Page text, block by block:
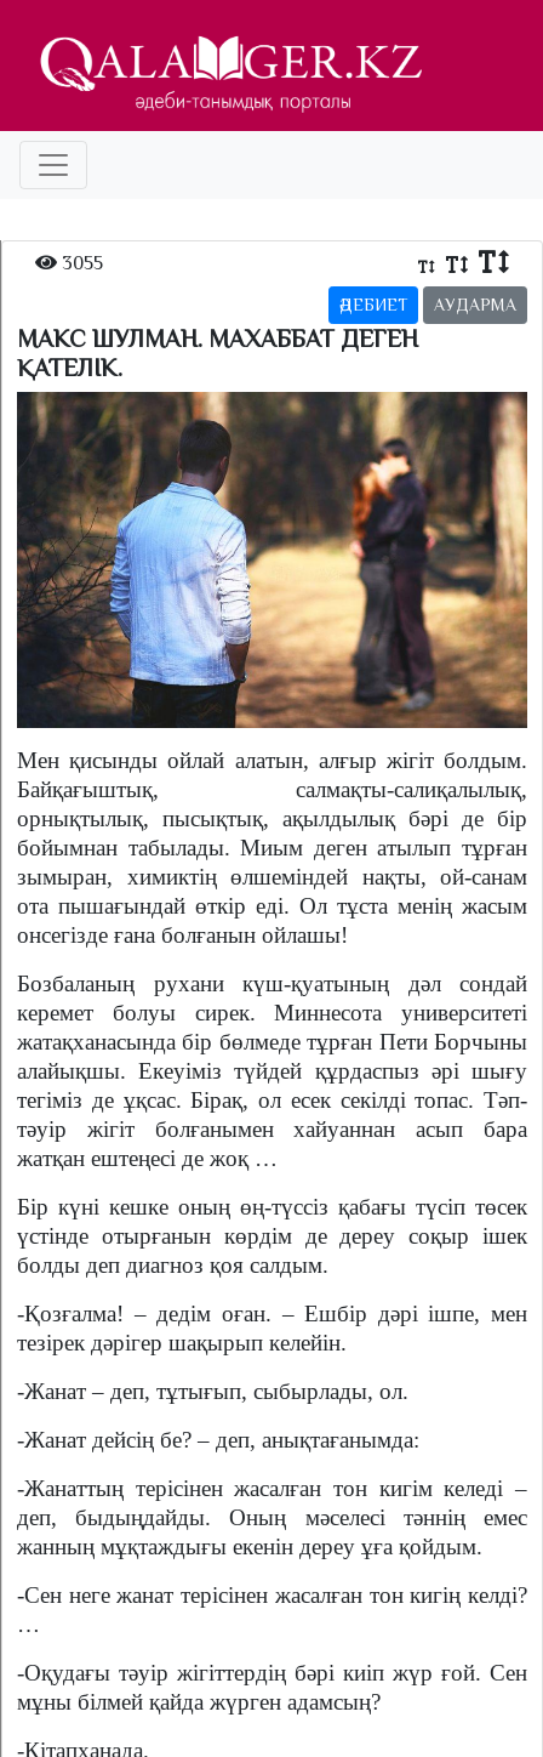
3055
ӘДЕБИЕТ АУДАРМА
МАКС ШУЛМАН. МАХАББАТ ДЕГЕН
ҚАТЕЛІК.
Мен қисынды ойлай алатын, алғыр жігіт болдым.
Байқағыштық, салмақты-салиқалылық,
орнықтылық, пысықтық, ақылдылық бәрі де бір
бойымнан табылады. Миым деген атылып тұрған
зымыран, химиктің өлшеміндей нақты, ой-санам
ота пышағындай өткір еді. Ол тұста менің жасым
онсегізде ғана болғанын ойлашы!
Бозбаланың рухани күш-қуатының дәл сондай
керемет болуы сирек. Миннесота университеті
жатақханасында бір бөлмеде тұрған Пети Борчыны
алайықшы. Екеуіміз түйдей құрдаспыз әрі шығу
тегіміз де ұқсас. Бірақ, ол есек секілді топас. Тәп-
тәуір жігіт болғанымен хайуаннан асып бара
жатқан ештеңесі де жоқ …
Бір күні кешке оның өң-түссіз қабағы түсіп төсек
үстінде отырғанын көрдім де дереу соқыр ішек
болды деп диагноз қоя салдым.
-Қозғалма! – дедім оған. – Ешбір дәрі ішпе, мен
тезірек дәрігер шақырып келейін.
-Жанат – деп, тұтығып, сыбырлады, ол.
-Жанат дейсің бе? – деп, анықтағанымда:
-Жанаттың терісінен жасалған тон кигім келеді –
деп, быдыңдайды. Оның мәселесі тәннің емес
жанның мұқтаждығы екенін дереу ұға қойдым.
-Сен неге жанат терісінен жасалған тон кигің келді?
…
-Оқудағы тәуір жігіттердің бәрі киіп жүр ғой. Сен
мұны білмей қайда жүрген адамсың?
-Кітапханада.